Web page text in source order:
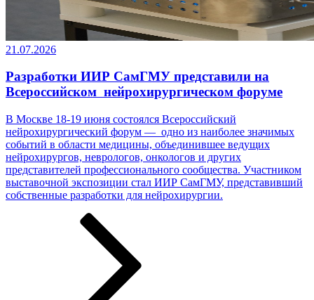
21.07.2026
Разработки ИИР СамГМУ представили на
Всероссийском нейрохирургическом форуме
В Москве 18-19 июня состоялся Всероссийский
нейрохирургический форум — одно из наиболее значимых
событий в области медицины, объединившее ведущих
нейрохирургов, неврологов, онкологов и других
представителей профессионального сообщества. Участником
выставочной экспозиции стал ИИР СамГМУ, представивший
собственные разработки ­­­для нейрохирургии.